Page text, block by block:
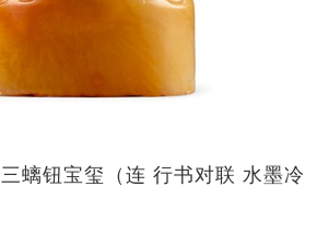
螭钮宝玺（连 行书对联 水墨冷